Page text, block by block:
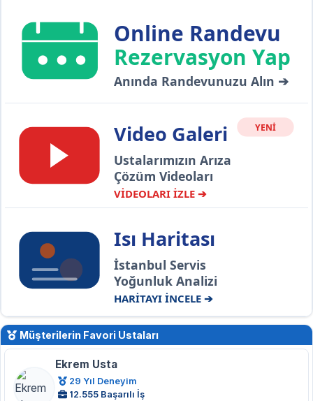
Online Randevu
Rezervasyon Yap
Anında Randevunuzu Alın ➔
Video Galeri YENİ
Ustalarımızın Arıza
Çözüm Videoları
VİDEOLARI İZLE ➔
Isı Haritası
İstanbul Servis
Yoğunluk Analizi
HARİTAYI İNCELE ➔
Müşterilerin Favori Ustaları
Ekrem Usta
29 Yıl Deneyim
12.555 Başarılı İş